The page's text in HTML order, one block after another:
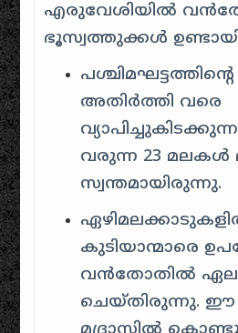
എരുവേശിയിൽ
ഭൂസ്വത്തുക്കൾ
അതിർത്തി വരെ
വ്യാപിച്ചുകിടക്കുന്ന
വരുന്ന 23 മലകൾ
സ്വന്തമായിരുന്നു.
കുടിയാന്മാരെ
വൻതോതിൽ
ചെയ്തിരുന്നു. ഈ